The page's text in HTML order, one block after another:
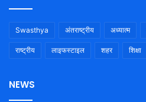
Swasthya अंतराष्ट्रीय अध्यात्म
राष्ट्रीय लाइफस्टाइल शहर शिक्षा
NEWS